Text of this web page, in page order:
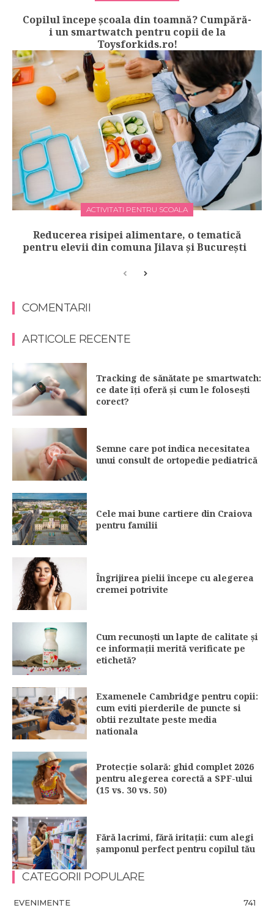
Copilul începe școala din toamnă? Cumpără-
i un smartwatch pentru copii de la
Toysforkids.ro!
ACTIVITATI PENTRU SCOALA
Reducerea risipei alimentare, o tematică
pentru elevii din comuna Jilava și București
COMENTARII
ARTICOLE RECENTE
Tracking de sănătate pe smartwatch:
ce date îți oferă și cum le folosești
corect?
Semne care pot indica necesitatea
unui consult de ortopedie pediatrică
Cele mai bune cartiere din Craiova
pentru familii
Îngrijirea pielii începe cu alegerea
cremei potrivite
Cum recunoști un lapte de calitate și
ce informații merită verificate pe
etichetă?
Examenele Cambridge pentru copii:
cum eviti pierderile de puncte si
obtii rezultate peste media
nationala
Protecție solară: ghid complet 2026
pentru alegerea corectă a SPF-ului
(15 vs. 30 vs. 50)
Fără lacrimi, fără iritații: cum alegi
șamponul perfect pentru copilul tău
CATEGORII POPULARE
EVENIMENTE
741